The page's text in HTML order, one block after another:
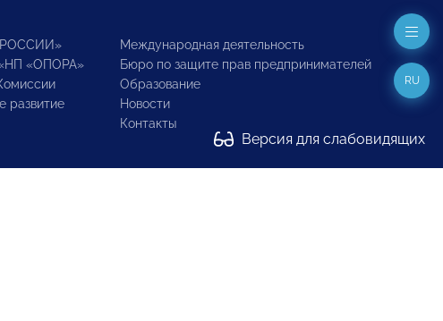
«ОПОРА»
развитие
Международная деятельность
Бюро по защите прав предпринимателей
Образование
Новости
Контакты
Версия для слабовидящих
RU